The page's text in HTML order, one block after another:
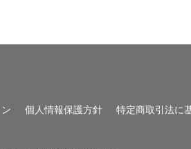
個人情報保護方針 特定商取引法に